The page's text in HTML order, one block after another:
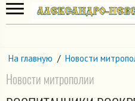
На главную / Новости
Новости митрополии